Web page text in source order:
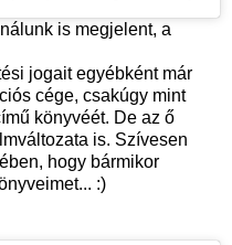
is megjelent, a
jogait egyébként már
cége, csakúgy mint
könyvéét. De az ő
is. Szívesen
hogy bármikor
:)